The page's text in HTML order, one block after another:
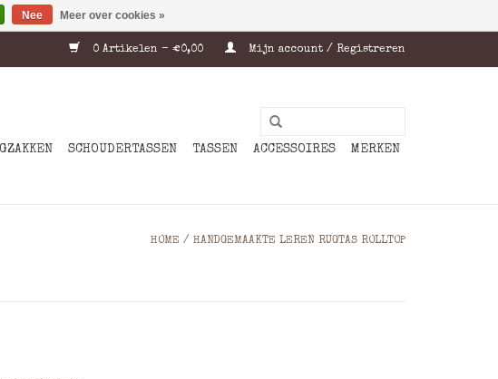
0 Artikelen - €0,00 Mijn account / Registreren
SCHOUDERTASSEN TASSEN ACCESSOIRES MERKEN
HOME / HANDGEMAAKTE LEREN RUGTAS ROLLTOP
Nee Meer over cookies »